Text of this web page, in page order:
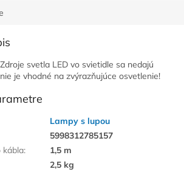
svetla LED vo svietidle sa nedajú
je vhodné na zvýrazňujúce osvetlenie!
Lampy s lupou
5998312785157
kábla:
1,5 m
2,5 kg